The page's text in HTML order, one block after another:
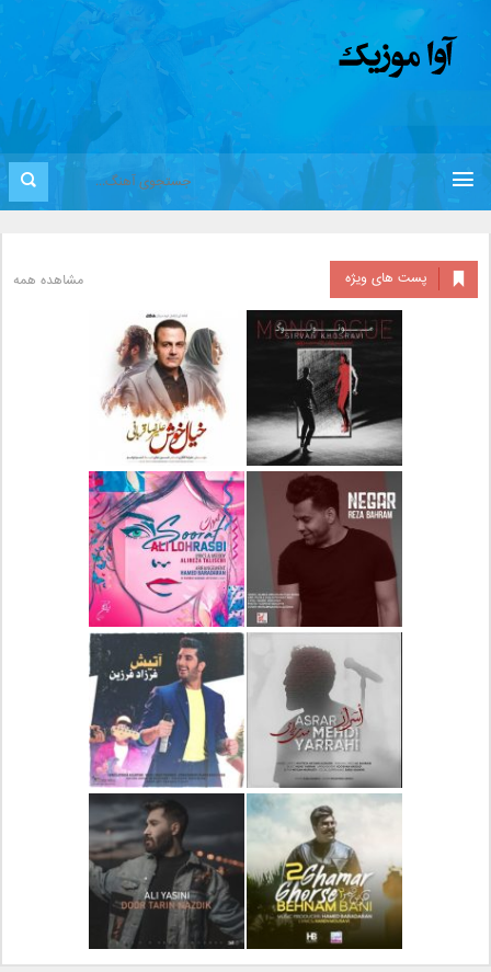
پست های ویژه مشاهده همه
دانلود آلبوم جدید سیروان
خسروی بنام مونولوگ
دانلود آهنگ جدید علیرضا
قربانی بنام خیال خوش
دانلود آهنگ جدید رضا
بهرام بنام نگار
دانلود آهنگ جدید علی
لهراسبی بنام صورت
دانلود آهنگ جدید مهدی
یراحی بنام اسرار
دانلود آهنگ جدید فرزاد
فرزین بنام آتیش